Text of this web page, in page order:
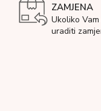
ZAMJENA
Ukoliko
uraditi